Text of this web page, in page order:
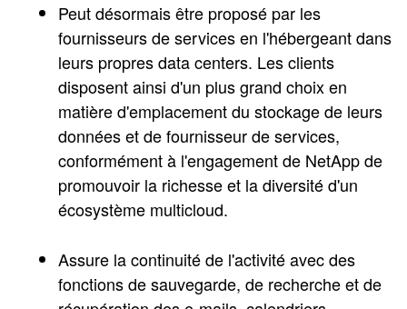
Peut désormais être proposé par les
fournisseurs de services en l'hébergeant dans
leurs propres data centers. Les clients
disposent ainsi d'un plus grand choix en
matière d'emplacement du stockage de leurs
données et de fournisseur de services,
conformément à l'engagement de NetApp de
promouvoir la richesse et la diversité d'un
écosystème multicloud.
Assure la continuité de l'activité avec des
fonctions de sauvegarde, de recherche et de